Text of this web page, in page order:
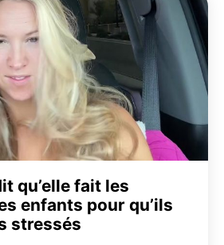
qu’elle fait les
enfants pour qu’ils
stressés